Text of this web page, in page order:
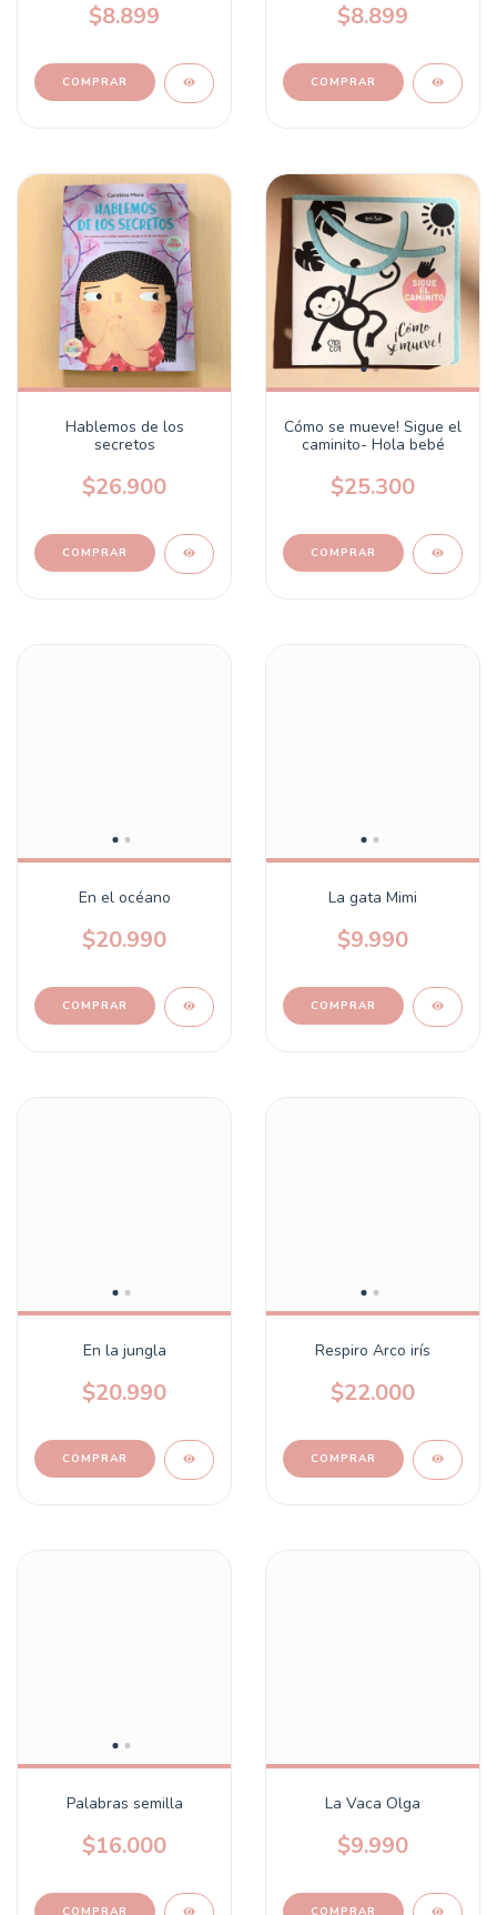
$8.899 $8.899
Hablemos de los
secretos
$26.900
Cómo se mueve! Sigue el
caminito- Hola bebé
$25.300
En el océano
$20.990
La gata Mimi
$9.990
En la jungla
$20.990
Respiro Arco irís
$22.000
Palabras semilla
$16.000
La Vaca Olga
$9.990